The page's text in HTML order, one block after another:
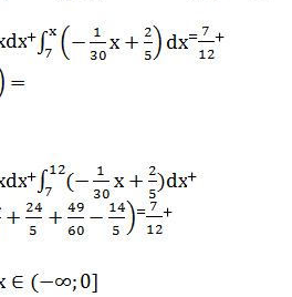
+ = +
+
+
=
+